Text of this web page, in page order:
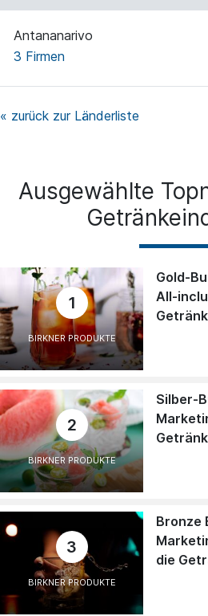
Antananarivo
3 Firmen
« zurück zur Länderliste
Ausgewählte
1
BIRKNER PRODUKTE
Gold-
All-
2
BIRKNER PRODUKTE
Silber-
3
BIRKNER PRODUKTE
Bronze
die